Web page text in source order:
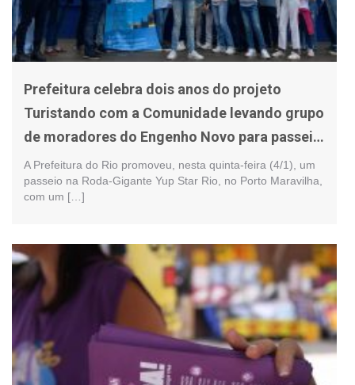
Prefeitura celebra dois anos do projeto
Turistando com a Comunidade levando grupo
de moradores do Engenho Novo para passeio
na roda-gigante
A Prefeitura do Rio promoveu, nesta quinta-feira (4/1), um
passeio na Roda-Gigante Yup Star Rio, no Porto Maravilha,
com um […]